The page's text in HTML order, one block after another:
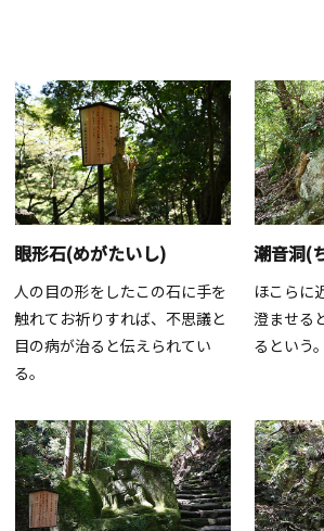
眼形石(めがたいし)
人の目の形をしたこの石に手を
触れてお祈りすれば、不思議と
目の病が治ると伝えられてい
る。
潮音洞(
ほこらに
澄ませる
るという。